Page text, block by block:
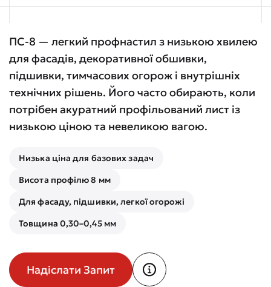
ПС-8 — легкий профнастил з низькою хвилею
для фасадів, декоративної обшивки,
підшивки, тимчасових огорож і внутрішніх
технічних рішень. Його часто обирають, коли
потрібен акуратний профільований лист із
низькою ціною та невеликою вагою.
Низька ціна для базових задач
Висота профілю 8 мм
Для фасаду, підшивки, легкої огорожі
Товщина 0,30–0,45 мм
Надіслати Запит